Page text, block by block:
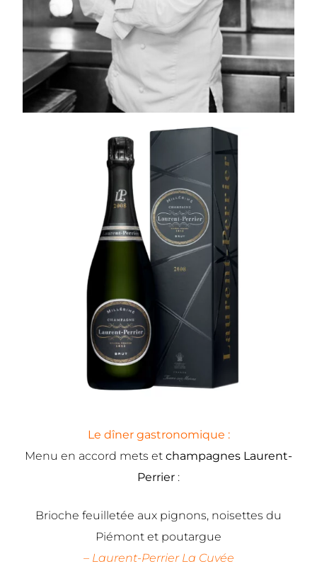
Le dîner gastronomique :
Menu en accord mets et champagnes Laurent-
Perrier :
Brioche feuilletée aux pignons, noisettes du
Piémont et poutargue
– Laurent-Perrier La Cuvée